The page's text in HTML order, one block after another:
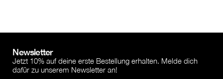
Newsletter
Jetzt 10% auf deine erste Bestellung erhalten. Melde dich
dafür zu unserem Newsletter an!